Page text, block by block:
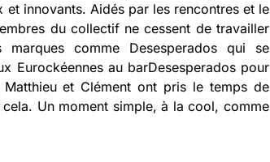
innovants. Aidés par les rencontres et le
du collectif ne cessent de travailler
comme Desesperados qui se
Eurockéennes au barDesesperados pour
et Clément ont pris le temps de
Un moment simple, à la cool, comme